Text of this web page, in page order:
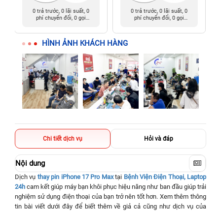
0 trả trước, 0 lãi suất, 0
phí chuyển đổi, 0 gọi
0 trả trước, 0 lãi suất, 0
phí chuyển đổi, 0 gọi
HÌNH ẢNH KHÁCH HÀNG
Chi tiết dịch vụ Hỏi và đáp
Nội dung
Dịch vụ thay pin iPhone 17 Pro Maxtại Bệnh Viện Điện Thoại, Laptop
24h cam kết giúp máy bạn khôi phục hiệu năng như ban đầu giúp trải
nghiệm sử dụng điện thoại của bạn trở nên tốt hơn. Xem thêm thông
tin bài viết dưới đây để biết thêm về giả cả cũng như dịch vụ của